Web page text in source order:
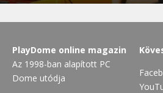
PlayDome online magazin
Az 1998-ban alapított PC
Dome utódja